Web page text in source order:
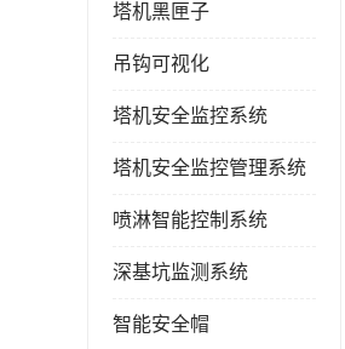
塔机黑匣子
吊钩可视化
塔机安全监控系统
塔机安全监控管理系统
喷淋智能控制系统
深基坑监测系统
智能安全帽